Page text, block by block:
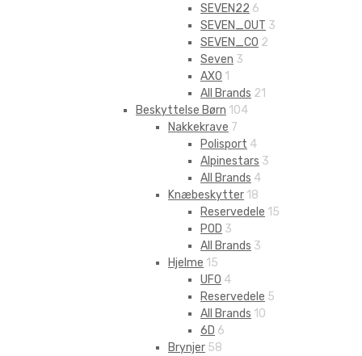
SEVEN22 6
SEVEN_OUT 3
SEVEN_CO 2
Seven 3
AXO 1
All Brands 21
Beskyttelse Børn 104
Nakkekrave 7
Polisport 4
Alpinestars 3
All Brands 4
Knæbeskytter 18
Reservedele 15
POD 3
All Brands 3
Hjelme 15
UFO 4
Reservedele 5
All Brands 10
6D 6
Brynjer 58